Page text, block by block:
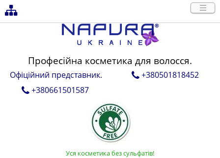
Професійна косметика для волосся.
Офіційний представник.
+380501818452
+380661501587
Уся косметика без сульфатів!